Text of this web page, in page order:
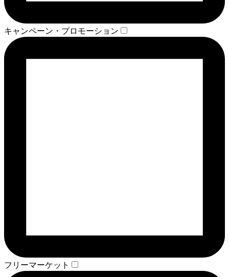
キャンペーン・プロモーション
フリーマーケット